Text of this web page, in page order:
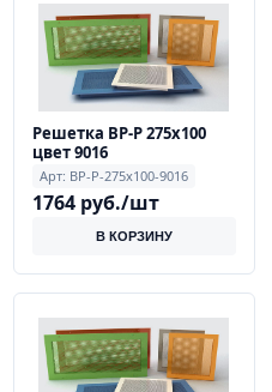
Решетка ВР-Р 275х100
цвет 9016
Арт: ВР-Р-275x100-9016
1764 руб./шт
В КОРЗИНУ